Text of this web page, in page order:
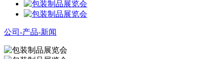
公司-产品-新闻